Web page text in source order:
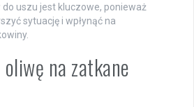
uszu jest kluczowe, ponieważ
sytuację i wpłynąć na
na zatkane